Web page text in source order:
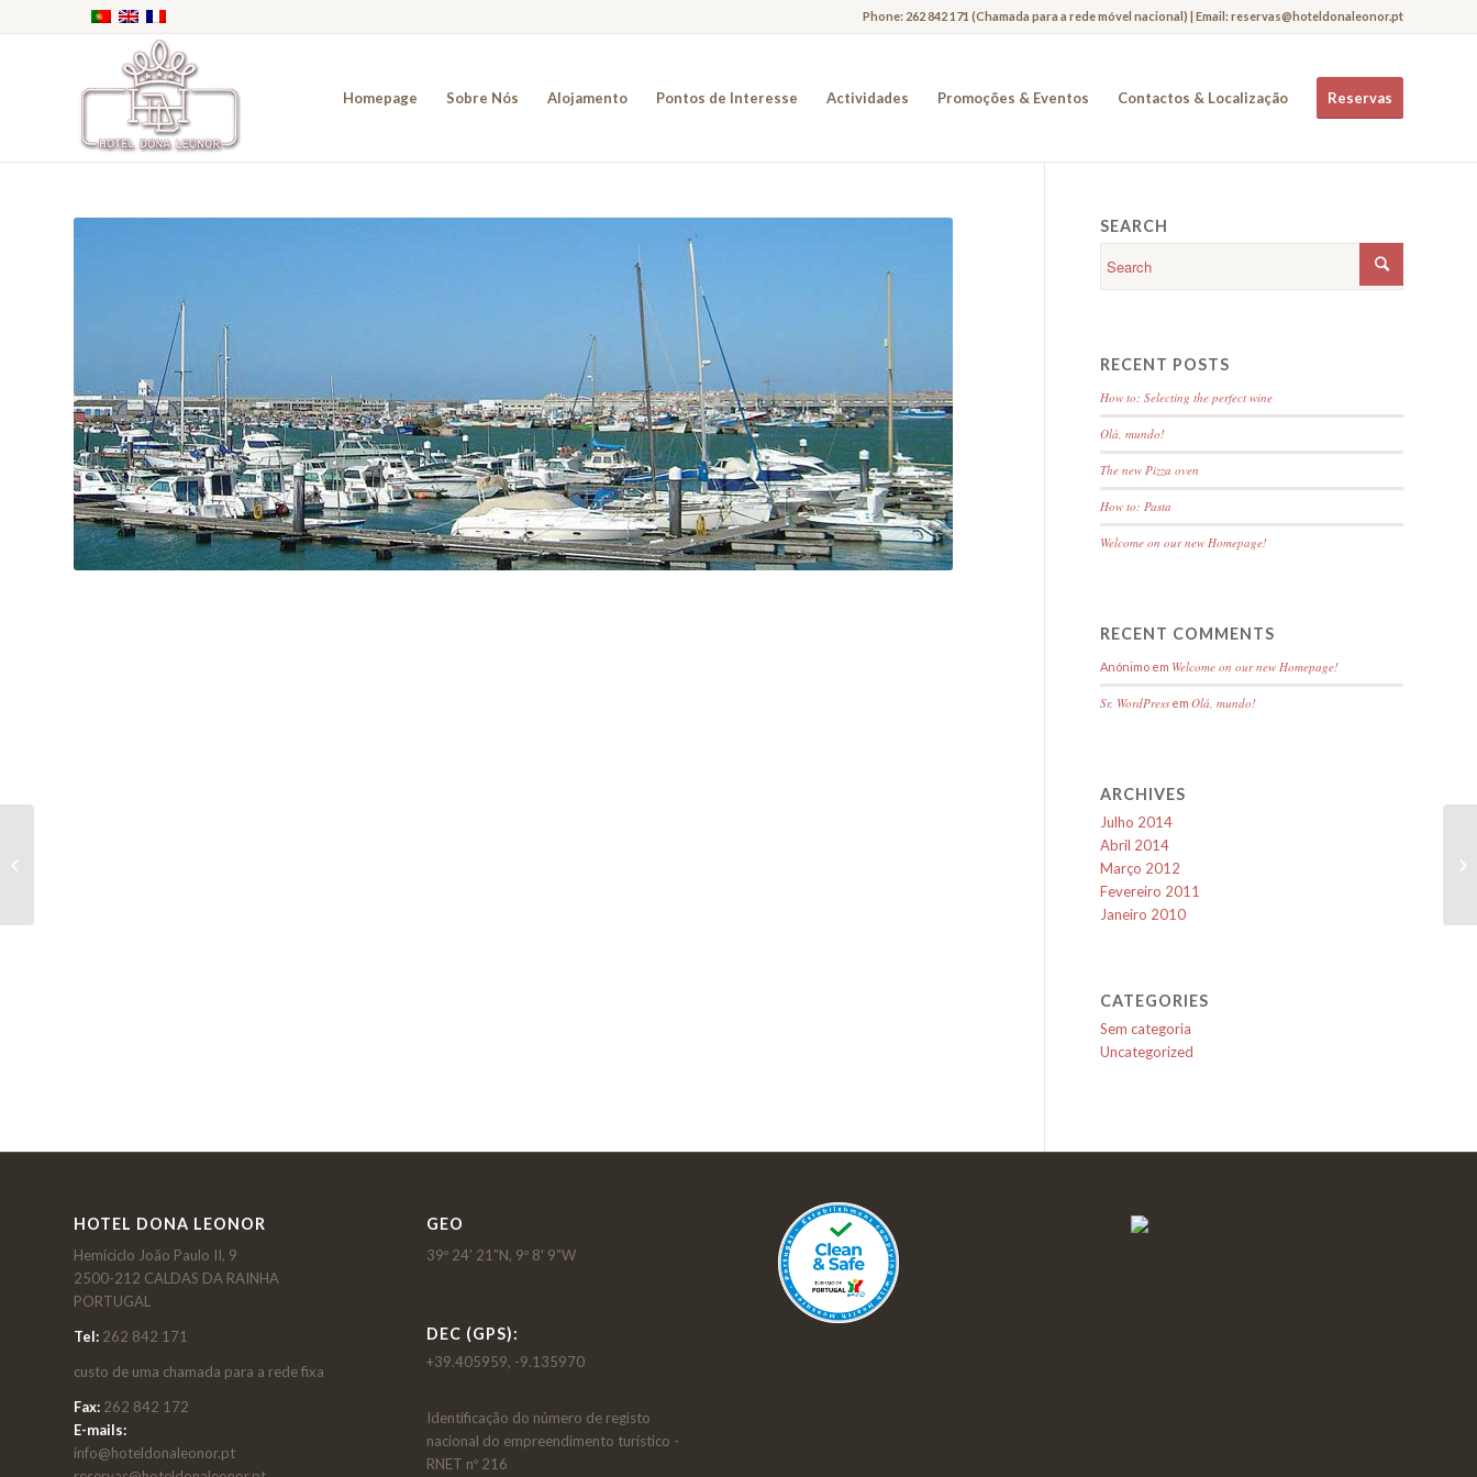
Phone: 262 842 171 (Chamada para a rede móvel nacional) | Email: reservas@hoteldonaleonor.pt
Homepage Sobre Nós Alojamento Pontos de Interesse Actividades Promoções & Eventos Contactos & Localização Reservas
SEARCH
RECENT POSTS
How to: Selecting the perfect wine
Olá, mundo!
The new Pizza oven
How to: Pasta
Welcome on our new Homepage!
RECENT COMMENTS
Anónimo em Welcome on our new Homepage!
Sr. WordPress emOlá, mundo!
ARCHIVES
Julho 2014
Abril 2014
Março 2012
Fevereiro 2011
Janeiro 2010
CATEGORIES
Sem categoria
Uncategorized
HOTEL DONA LEONOR
Hemiciclo João Paulo II, 9
2500-212 CALDAS DA RAINHA
PORTUGAL
Tel: 262 842 171
custo de uma chamada para a rede fixa
Fax: 262 842 172
E-mails:
info@hoteldonaleonor.pt
GEO
39º 24' 21"N, 9º 8' 9"W
DEC (GPS):
+39.405959, -9.135970
Identificação do número de registo
nacional do empreendimento turístico -
RNET nº 216